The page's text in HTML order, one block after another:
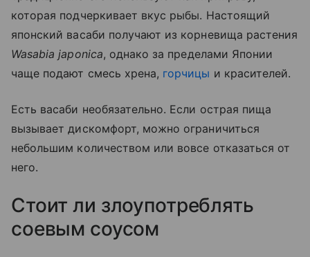
которая подчеркивает вкус рыбы. Настоящий
японский васаби получают из корневища растения
Wasabia japonica, однако за пределами Японии
чаще подают смесь хрена, горчицы и красителей.
Есть васаби необязательно. Если острая пища
вызывает дискомфорт, можно ограничиться
небольшим количеством или вовсе отказаться от
него.
Стоит ли злоупотреблять
соевым соусом